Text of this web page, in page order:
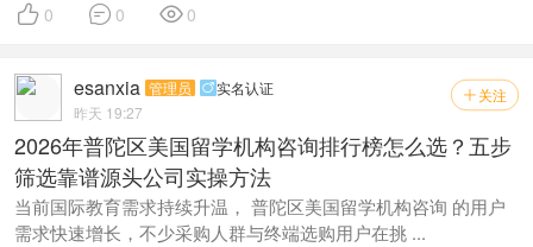
 0  0  0
 关注
esanxia 管理员 实名认证
昨天 19:27
2026年普陀区美国留学机构咨询排行榜怎么选？五步
筛选靠谱源头公司实操方法
当前国际教育需求持续升温， 普陀区美国留学机构咨询 的用户
需求快速增长，不少采购人群与终端选购用户在挑 ...